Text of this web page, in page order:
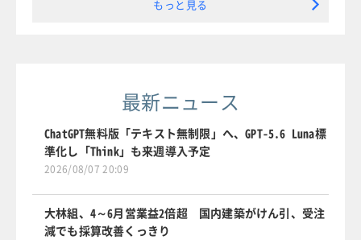
もっと見る
最新ニュース
ChatGPT無料版「テキスト無制限」へ、GPT-5.6 Luna標
準化し「Think」も来週導入予定
2026/08/07 20:09
大林組、4～6月営業益2倍超 国内建築がけん引、受注
減でも採算改善くっきり